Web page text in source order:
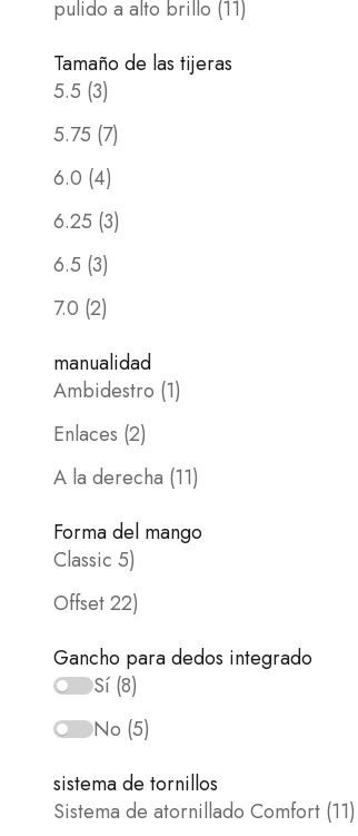
pulido a alto brillo (11)
Tamaño de las tijeras
5.5 (3)
5.75 (7)
6.0 (4)
6.25 (3)
6.5 (3)
7.0 (2)
manualidad
Ambidestro (1)
Enlaces (2)
A la derecha (11)
Forma del mango
Classic 5)
Offset 22)
Gancho para dedos integrado
Sí (8)
No (5)
sistema de tornillos
Sistema de atornillado Comfort (11)